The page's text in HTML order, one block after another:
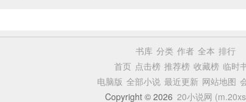
书库 分类 作者 全本 排行
首页 点击榜 推荐榜 收藏榜 临时
电脑版 全部小说 最近更新 网站地图
Copyright © 2026 20小说网